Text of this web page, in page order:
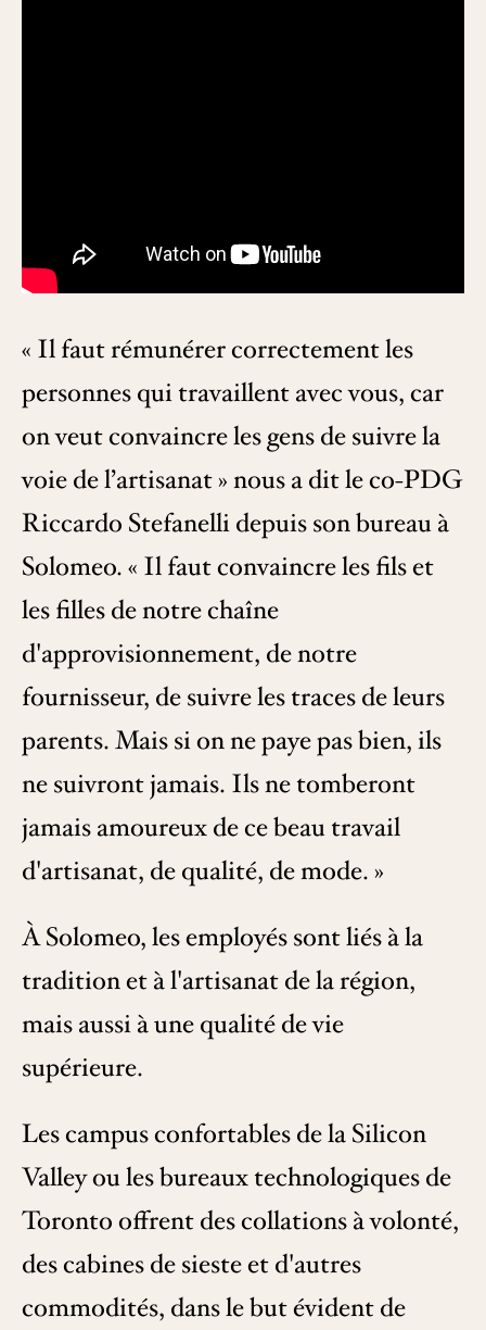
« Il faut rémunérer correctement les
personnes qui travaillent avec vous, car
on veut convaincre les gens de suivre la
voie de l’artisanat » nous a dit le co-PDG
Riccardo Stefanelli depuis son bureau à
Solomeo. « Il faut convaincre les fils et
les filles de notre chaîne
d'approvisionnement, de notre
fournisseur, de suivre les traces de leurs
parents. Mais si on ne paye pas bien, ils
ne suivront jamais. Ils ne tomberont
jamais amoureux de ce beau travail
d'artisanat, de qualité, de mode. »
À Solomeo, les employés sont liés à la
tradition et à l'artisanat de la région,
mais aussi à une qualité de vie
supérieure.
Les campus confortables de la Silicon
Valley ou les bureaux technologiques de
Toronto offrent des collations à volonté,
des cabines de sieste et d'autres
commodités, dans le but évident de